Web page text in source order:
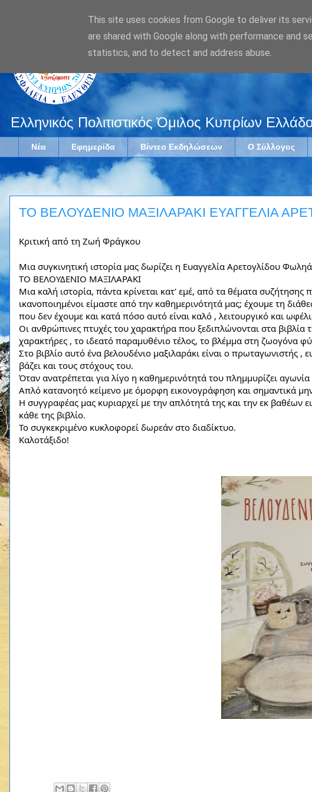
Ελληνικός Πολιτιστικός Όμιλος Κυπρίων
Νέα Εφημερίδα Βίντεο Εκδηλώσεων Ο Σύλλογος
ΤΟ ΒΕΛΟΥΔΕΝΙΟ ΜΑΞΙΛΑΡΑΚΙ ΕΥΑΓΓΕΛΙΑ
Κριτική από τη Ζωή Φράγκου
Μια συγκινητική ιστορία μας δωρίζει η Ευαγγελία Αρετογλίδου
ΤΟ ΒΕΛΟΥΔΕΝΙΟ ΜΑΞΙΛΑΡΑΚΙ
Μια καλή ιστορία, πάντα κρίνεται κατ' εμέ, από τα θέματα
ικανοποιημένοι είμαστε από την καθημερινότητά μας; έχουμε τη
που δεν έχουμε και κατά πόσο αυτό είναι καλό , λειτουργικό και
Οι ανθρώπινες πτυχές του χαρακτήρα που ξεδιπλώνονται στα βιβλία
χαρακτήρες , το ιδεατό παραμυθένιο τέλος, το βλέμμα στη ζωογόνα
Στο βιβλίο αυτό ένα βελουδένιο μαξιλαράκι είναι ο πρωταγωνιστής
βάζει και τους στόχους του.
Όταν ανατρέπεται για λίγο η καθημερινότητά του πλημμυρίζει
Απλό κατανοητό κείμενο με όμορφη εικονογράφηση και σημαντικά
Η συγγραφέας μας κυριαρχεί με την απλότητά της και την εκ βαθέων
κάθε της βιβλίο.
Το συγκεκριμένο κυκλοφορεί δωρεάν στο διαδίκτυο.
Καλοτάξιδο!
This site uses cookies from Google to deliver its
are shared with Google along with performance and
statistics, and to detect and address abuse.